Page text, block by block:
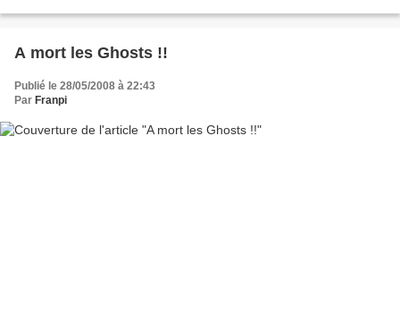
A mort les Ghosts !!
Publié le 28/05/2008 à 22:43
Par Franpi